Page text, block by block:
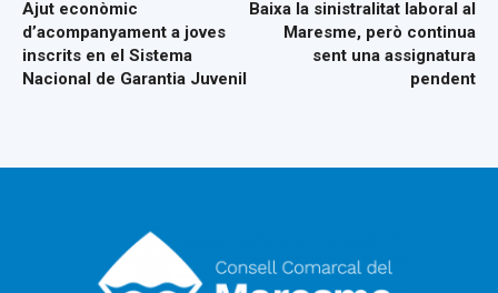
Ajut econòmic
d’acompanyament a joves
inscrits en el Sistema
Nacional de Garantia Juvenil
Baixa la sinistralitat laboral al
Maresme, però continua
sent una assignatura
pendent